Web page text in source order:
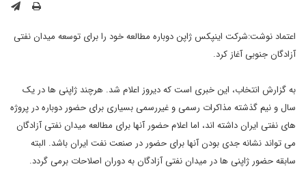
اعتماد نوشت:شرکت اینپکس ژاپن دوباره مطالعه خود را برای توسعه میدان نفتی
آزادگان جنوبی آغاز کرد.
به گزارش انتخاب، این خبری است که دیروز اعلام شد. هرچند ژاپنی ها در یک
سال و نیم گذشته مذاکرات رسمی و غیررسمی بسیاری برای حضور دوباره در پروژه
های نفتی ایران داشته اند، اما اعلام حضور آنها برای مطالعه میدان نفتی آزادگان
می تواند نشانه جدی بودن آنها برای حضور در صنعت نفت ایران باشد. البته
سابقه حضور ژاپنی ها در میدان نفتی آزادگان به دوران اصلاحات برمی گردد.